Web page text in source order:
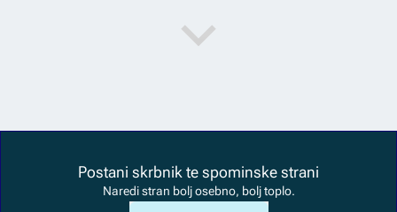
Postani skrbnik te spominske strani
Naredi stran bolj osebno, bolj toplo.